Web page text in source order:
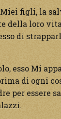
figli, la
della loro
di
esso Mi
di ogni
per essere